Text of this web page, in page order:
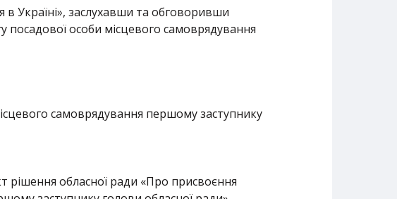
в Україні», заслухавши та обговоривши
посадової особи місцевого самоврядування
самоврядування першому заступнику
рішення обласної ради «Про присвоєння